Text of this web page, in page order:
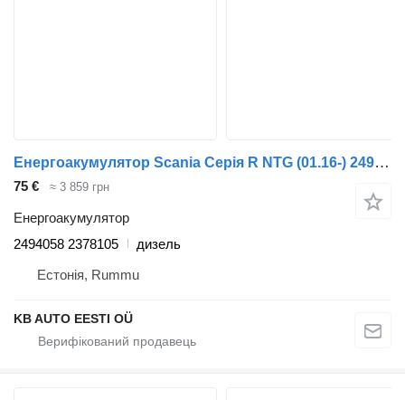
Енергоакумулятор Scania Серія R NTG (01.16-) 2494058 2378105 до вантажівки Scania R-Series NTG (01.16-)
75 € ≈ 3 859 грн
Енергоакумулятор
2494058 2378105
дизель
Естонія, Rummu
KB AUTO EESTI OÜ